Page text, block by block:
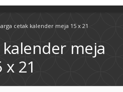
cetak kalender meja 15 x 21
meja
x 21